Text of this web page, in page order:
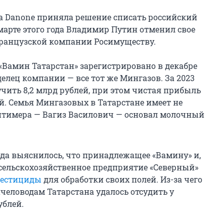
Danone приняла решение списать российский
этого года Владимир Путин отменил свое
компании Росимуществу.
Татарстан» зарегистрировано в декабре
компании — все тот же Мингазов. За 2023
8,2 млрд рублей, при этом чистая прибыль
Семья Мингазовых в Татарстане имеет не
— Вагиз Василович — основал молочный
выяснилось, что принадлежащее «Вамину» и,
предприятие «Северный»
для обработки своих полей. Из-за чего
Татарстана удалось отсудить у